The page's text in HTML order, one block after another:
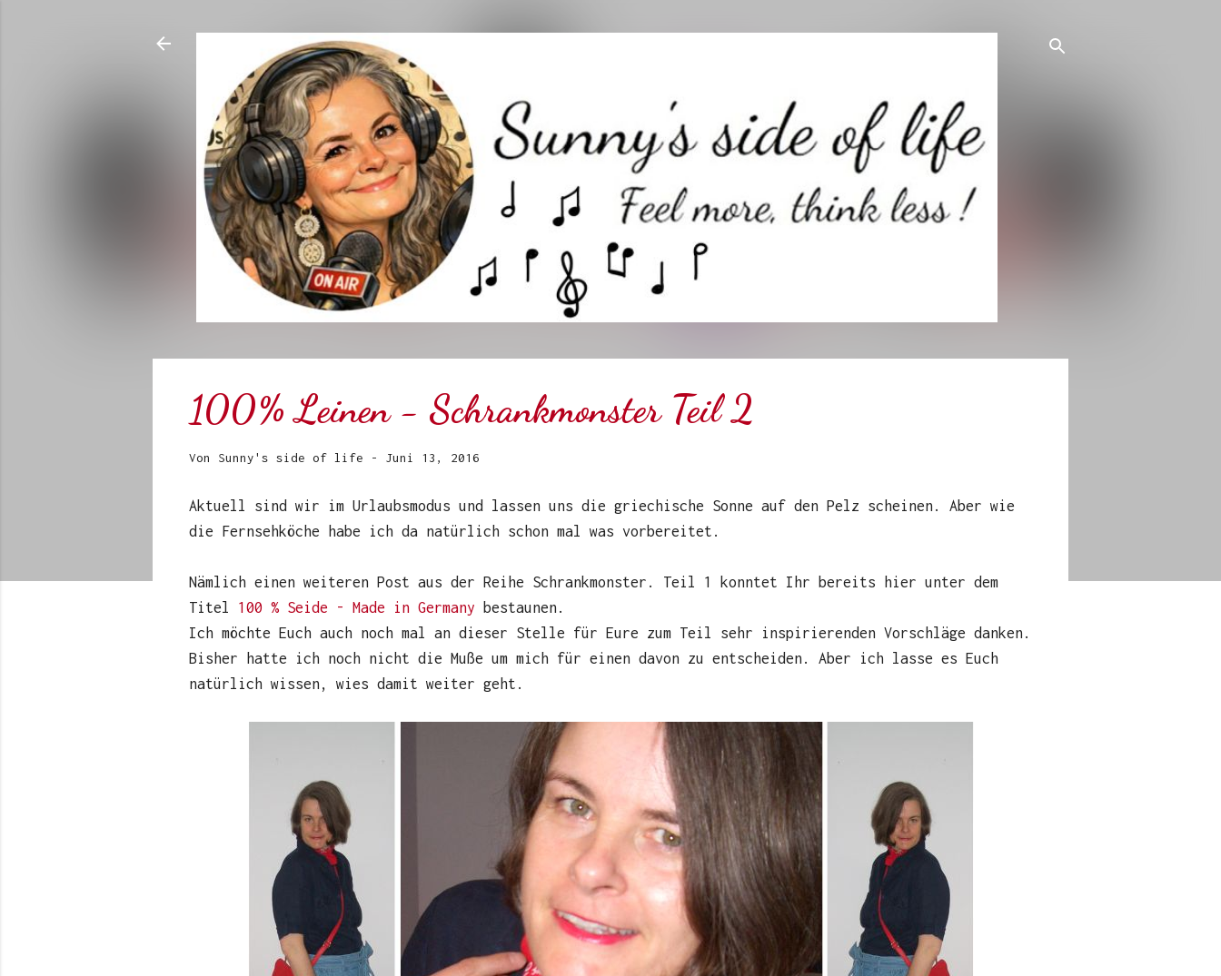
100% Leinen - Schrankmonster Teil 2
Von Sunny's side of life - Juni 13, 2016
Aktuell sind wir im Urlaubsmodus und lassen uns die griechische Sonne auf den Pelz scheinen. Aber wie
die Fernsehköche habe ich da natürlich schon mal was vorbereitet.
Nämlich einen weiteren Post aus der Reihe Schrankmonster. Teil 1 konntet Ihr bereits hier unter dem
Titel 100 % Seide - Made in Germany bestaunen.
Ich möchte Euch auch noch mal an dieser Stelle für Eure zum Teil sehr inspirierenden Vorschläge danken.
Bisher hatte ich noch nicht die Muße um mich für einen davon zu entscheiden. Aber ich lasse es Euch
natürlich wissen, wies damit weiter geht.